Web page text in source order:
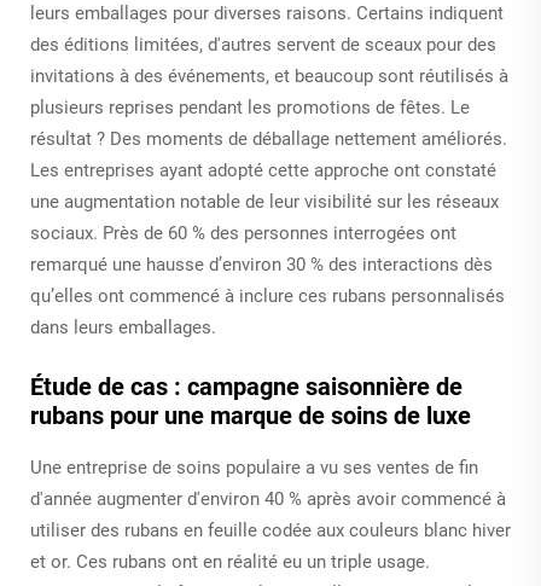
leurs emballages pour diverses raisons. Certains indiquent
des éditions limitées, d'autres servent de sceaux pour des
invitations à des événements, et beaucoup sont réutilisés à
plusieurs reprises pendant les promotions de fêtes. Le
résultat ? Des moments de déballage nettement améliorés.
Les entreprises ayant adopté cette approche ont constaté
une augmentation notable de leur visibilité sur les réseaux
sociaux. Près de 60 % des personnes interrogées ont
remarqué une hausse d’environ 30 % des interactions dès
qu’elles ont commencé à inclure ces rubans personnalisés
dans leurs emballages.
Étude de cas : campagne saisonnière de
rubans pour une marque de soins de luxe
Une entreprise de soins populaire a vu ses ventes de fin
d'année augmenter d'environ 40 % après avoir commencé à
utiliser des rubans en feuille codée aux couleurs blanc hiver
et or. Ces rubans ont en réalité eu un triple usage.